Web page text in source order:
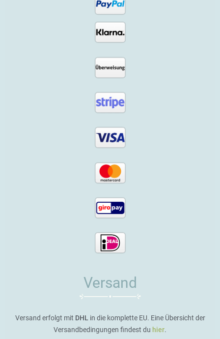
Versand
Versand erfolgt mit DHL in die komplette EU. Eine Übersicht der
Versandbedingungen findest du hier.